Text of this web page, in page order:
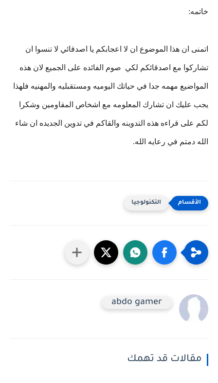
خاتمه:
اتمنى ان هذا الموضوع ان لا اعجابكم يا اصدقائي لا تنسوا ان
تشاركوا مع اصدقائكم لكي صوم الفائده على الجميع لان هذه
المواضيع مهمه جدا في حياتك اليوميه ومستقبليه والمهنيه فلهذا
يجب عليك ان تشارك المعلومه مع اشخاص المقاومين وشكرا
لكم على قراءه هذه التدوينه والقاكم في تدوين الجديده ان شاء
الله دمتم في رعايه الله.
التكنولوجيا
abdo gamer
مقالات قد تهمك